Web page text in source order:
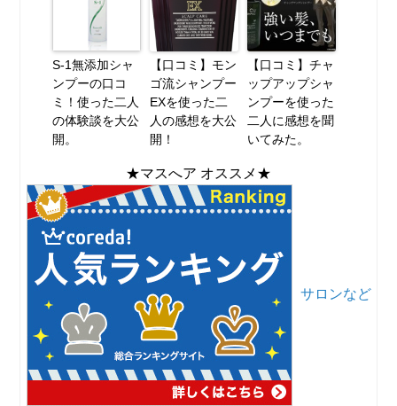
S-1無添加シャ
ンプーの口コ
ミ！使った二人
の体験談を大公
開。
【口コミ】モン
ゴ流シャンプー
EXを使った二
人の感想を大公
開！
【口コミ】チャ
ップアップシャ
ンプーを使った
二人に感想を聞
いてみた。
★マスへア オススメ★
サロンなど